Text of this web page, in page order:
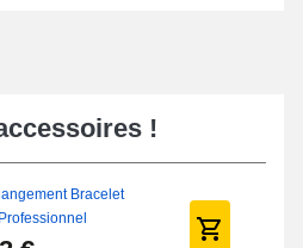
!
Bracelet